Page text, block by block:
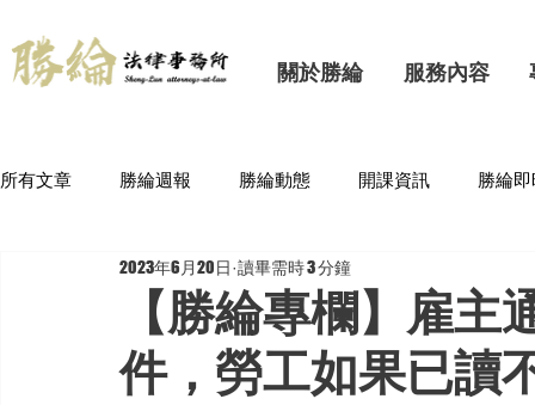
關於勝綸 服務內容
所有文章 勝綸週報 勝綸動態 開課資訊 勝綸
【勝綸專欄】雇
件，勞工如果已讀
2023年6月20日 讀畢需時 3 分鐘